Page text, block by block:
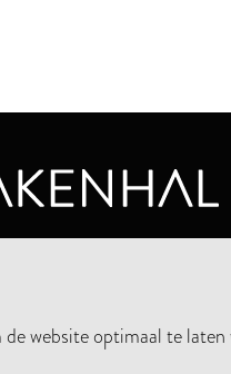
website optimaal te laten